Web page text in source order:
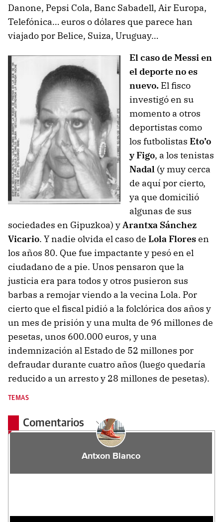
Danone, Pepsi Cola, Banc Sabadell, Air Europa,
Telefónica… euros o dólares que parece han
viajado por Belice, Suiza, Uruguay…
El caso de Messi en
el deporte no es
nuevo. El fisco
investigó en su
momento a otros
deportistas como
los futbolistas Eto’o
y Figo, a los tenistas
Nadal (y muy cerca
de aquí por cierto,
ya que domicilió
algunas de sus
sociedades en Gipuzkoa) yArantxa Sánchez
Vicario. Y nadie olvida el caso de Lola Floresen
los años 80. Que fue impactante y pesó en el
ciudadano de a pie. Unos pensaron que la
justicia era para todos y otros pusieron sus
barbas a remojar viendo a la vecina Lola. Por
cierto que el fiscal pidió a la folclórica dos años y
un mes de prisión y una multa de 96 millones de
pesetas, unos 600.000 euros, y una
indemnización al Estado de 52 millones por
defraudar durante cuatro años (luego quedaría
reducido a un arresto y 28 millones de pesetas).
TEMAS
Comentarios
Antxon Blanco